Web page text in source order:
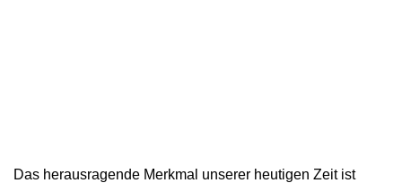
Das herausragende Merkmal unserer heutigen Zeit ist